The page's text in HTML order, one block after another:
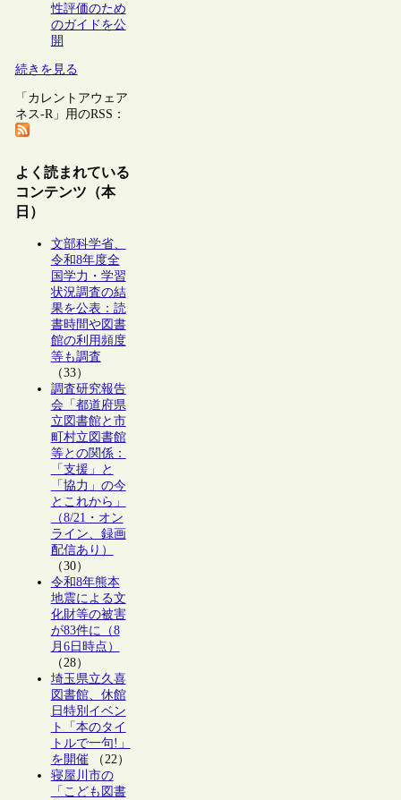
性評価のため
のガイドを公
開
続きを見る
「カレントアウェア
ネス-R」用のRSS：
よく読まれている
コンテンツ（本
日）
文部科学省、
令和8年度全
国学力・学習
状況調査の結
果を公表：読
書時間や図書
館の利用頻度
等も調査
（33）
調査研究報告
会「都道府県
立図書館と市
町村立図書館
等との関係：
「支援」と
「協力」の今
とこれから」
（8/21・オン
ライン、録画
配信あり）
（30）
令和8年熊本
地震による文
化財等の被害
が83件に（8
月6日時点）
（28）
埼玉県立久喜
図書館、休館
日特別イベン
ト「本のタイ
トルで一句!」
を開催（22）
寝屋川市の
「こども図書